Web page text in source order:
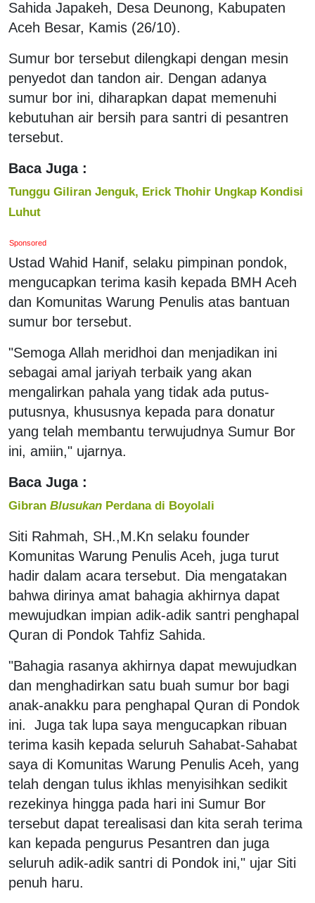
Sahida Japakeh, Desa Deunong, Kabupaten
Aceh Besar, Kamis (26/10).
Sumur bor tersebut dilengkapi dengan mesin
penyedot dan tandon air. Dengan adanya
sumur bor ini, diharapkan dapat memenuhi
kebutuhan air bersih para santri di pesantren
tersebut.
Baca Juga :
Tunggu Giliran Jenguk, Erick Thohir Ungkap Kondisi
Luhut
Sponsored
Ustad Wahid Hanif, selaku pimpinan pondok,
mengucapkan terima kasih kepada BMH Aceh
dan Komunitas Warung Penulis atas bantuan
sumur bor tersebut.
"Semoga Allah meridhoi dan menjadikan ini
sebagai amal jariyah terbaik yang akan
mengalirkan pahala yang tidak ada putus-
putusnya, khususnya kepada para donatur
yang telah membantu terwujudnya Sumur Bor
ini, amiin," ujarnya.
Baca Juga :
Gibran Blusukan Perdana di Boyolali
Siti Rahmah, SH.,M.Kn selaku founder
Komunitas Warung Penulis Aceh, juga turut
hadir dalam acara tersebut. Dia mengatakan
bahwa dirinya amat bahagia akhirnya dapat
mewujudkan impian adik-adik santri penghapal
Quran di Pondok Tahfiz Sahida.
"Bahagia rasanya akhirnya dapat mewujudkan
dan menghadirkan satu buah sumur bor bagi
anak-anakku para penghapal Quran di Pondok
ini. Juga tak lupa saya mengucapkan ribuan
terima kasih kepada seluruh Sahabat-Sahabat
saya di Komunitas Warung Penulis Aceh, yang
telah dengan tulus ikhlas menyisihkan sedikit
rezekinya hingga pada hari ini Sumur Bor
tersebut dapat terealisasi dan kita serah terima
kan kepada pengurus Pesantren dan juga
seluruh adik-adik santri di Pondok ini," ujar Siti
penuh haru.